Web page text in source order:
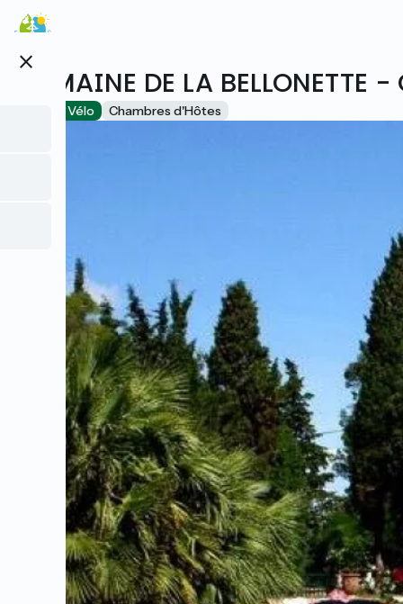
Aller
au
principal
close
DOMAINE DE LA BELLONETTE
Accueil Vélo Chambres d'Hôtes